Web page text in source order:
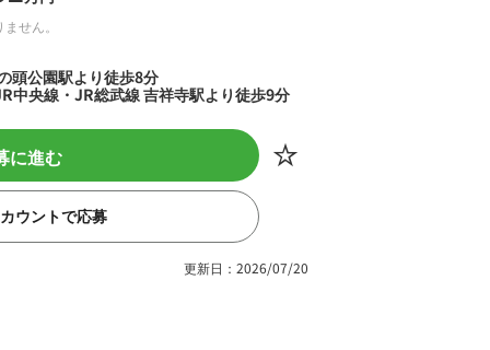
せん。
頭公園駅より徒歩8分
中央線・JR総武線 吉祥寺駅より徒歩9分
に進む
ウントで応募
更新日：2026/07/20